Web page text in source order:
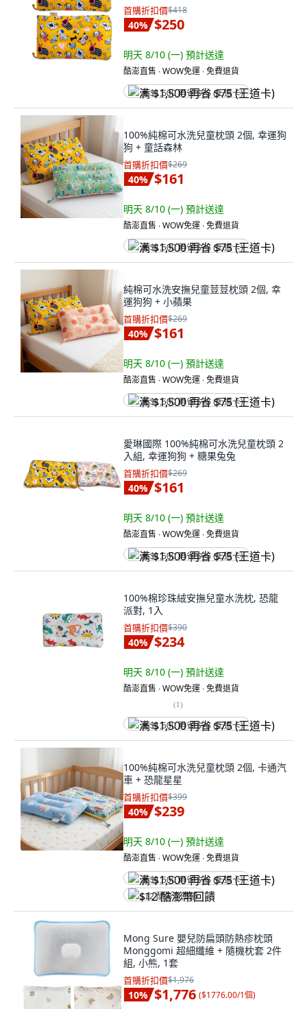
首購折扣價$418
40% $250
明天 8/10 (一) 預計送達
酷澎直售 ∙ WOW免運 ∙ 免費退貨
满 $1,500 再省 $75 (王道卡)
100%純棉可水洗兒童枕頭 2個, 幸運狗
狗 + 童話森林
首購折扣價$269
40% $161
明天 8/10 (一) 預計送達
酷澎直售 ∙ WOW免運 ∙ 免費退貨
满 $1,500 再省 $75 (王道卡)
純棉可水洗安撫兒童荳荳枕頭 2個, 幸
運狗狗 + 小蘋果
首購折扣價$269
40% $161
明天 8/10 (一) 預計送達
酷澎直售 ∙ WOW免運 ∙ 免費退貨
满 $1,500 再省 $75 (王道卡)
愛琳國際 100%純棉可水洗兒童枕頭 2
入組, 幸運狗狗 + 糖果兔兔
首購折扣價$269
40% $161
明天 8/10 (一) 預計送達
酷澎直售 ∙ WOW免運 ∙ 免費退貨
满 $1,500 再省 $75 (王道卡)
100%棉珍珠絨安撫兒童水洗枕, 恐龍
派對, 1入
首購折扣價$390
40% $234
明天 8/10 (一) 預計送達
酷澎直售 ∙ WOW免運 ∙ 免費退貨
(1)
满 $1,500 再省 $75 (王道卡)
100%純棉可水洗兒童枕頭 2個, 卡通汽
車 + 恐龍星星
首購折扣價$399
40% $239
明天 8/10 (一) 預計送達
酷澎直售 ∙ WOW免運 ∙ 免費退貨
满 $1,500 再省 $75 (王道卡)
$12 酷澎幣回饋
Mong Sure 嬰兒防扁頭防熱疹枕頭
Monggomi 超細纖維 + 隨機枕套 2件
組, 小熊, 1套
首購折扣價$1,976
10% $1,776 ($1776.00/1個)